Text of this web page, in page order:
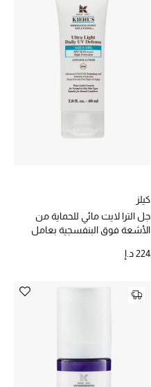
كيلز
جل الترا لايت مائي للحماية من
الأشعة فوق البنفسجية بعامل
224 د.إ